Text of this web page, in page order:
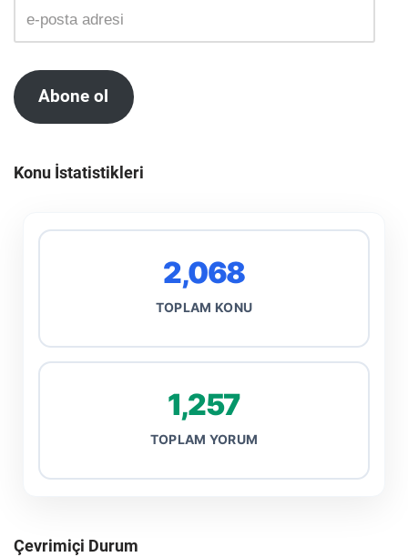
Abone ol
Konu İstatistikleri
2,068
TOPLAM KONU
1,257
TOPLAM YORUM
Çevrimiçi Durum